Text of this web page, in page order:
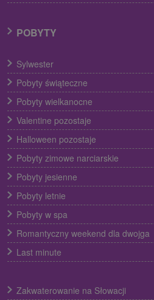
POBYTY
Sylwester
Pobyty świąteczne
Pobyty wielkanocne
Valentine pozostaje
Halloween pozostaje
Pobyty zimowe narciarskie
Pobyty jesienne
Pobyty letnie
Pobyty w spa
Romantyczny weekend dla dwojga
Last minute
Zakwaterowanie na Słowacji